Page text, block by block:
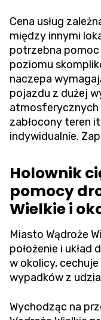
Cena usług
między innymi
potrzebna
poziomu
naczepa
pojazdu z dużej
atmosferycznych
zabłocony teren
indywidualnie.
Holownik
pomocy
Wielkie i
Miasto Wądroże
położenie i
w okolicy,
wypadków z
Wychodząc na